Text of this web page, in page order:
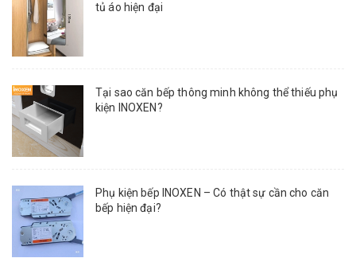
tủ áo hiện đại
Tại sao căn bếp thông minh không thể thiếu phụ
kiện INOXEN?
Phụ kiện bếp INOXEN – Có thật sự cần cho căn
bếp hiện đại?